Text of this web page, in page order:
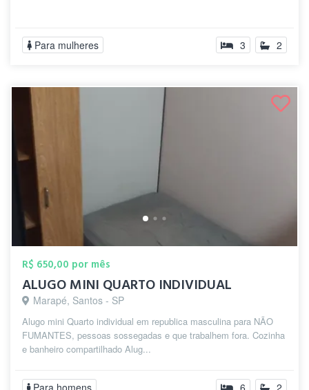
Para mulheres 3 2
R$ 650,00 por mês
ALUGO MINI QUARTO INDIVIDUAL
Marapé, Santos - SP
Alugo mini Quarto individual em republica masculina para NÃO
FUMANTES, pessoas sossegadas e que trabalhem fora. Cozinha
e banheiro compartilhado Alug...
Para homens 6 2